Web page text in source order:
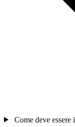
Come deve